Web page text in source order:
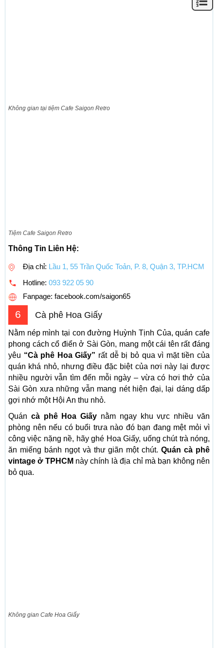
Không gian tại tiệm Cafe Saigon Retro
Tiệm Cafe Saigon Retro
Thông Tin Liên Hệ:
Địa chỉ: Lầu 1, 55 Trần Quốc Toản, P. 8, Quận 3, TP.HCM
Hotline: 093 922 05 90
Fanpage: facebook.com/saigon65
6 Cà phê Hoa Giấy
Nằm nép mình tại con đường Huỳnh Tịnh Của, quán cafe
phong cách cổ điển ở Sài Gòn, mang một cái tên rất đáng
yêu “Cà phê Hoa Giấy” rất dễ bị bỏ qua vì mặt tiền của
quán khá nhỏ, nhưng điều đặc biệt của nơi này lại được
nhiều người vẫn tìm đến mỗi ngày – vừa có hơi thở của
Sài Gòn xưa những vẫn mang nét hiện đại, lại dáng dấp
gợi nhớ một Hội An thu nhỏ.
Quán cà phê Hoa Giấy nằm ngay khu vực nhiều văn
phòng nên nếu có buổi trưa nào đó bạn đang mệt mỏi vì
công việc nặng nề, hãy ghé Hoa Giấy, uống chút trà nóng,
ăn miếng bánh ngọt và thư giãn một chút.Quán cà phê
vintage ở TPHCM này chính là địa chỉ mà bạn không nên
bỏ qua.
Không gian Cafe Hoa Giấy